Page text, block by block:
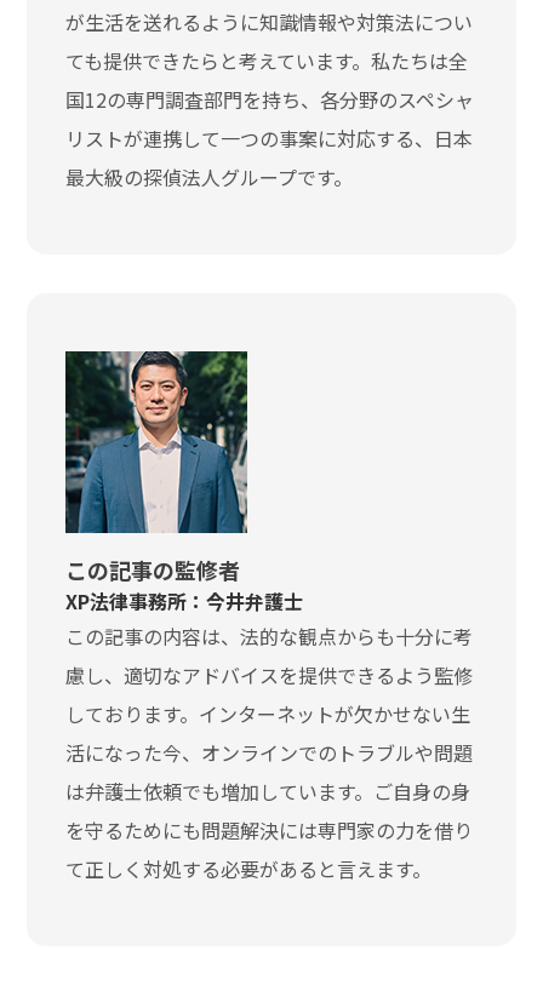
が生活を送れるように知識情報や対策法につい
ても提供できたらと考えています。私たちは全
国12の専門調査部門を持ち、各分野のスペシャ
リストが連携して一つの事案に対応する、日本
最大級の探偵法人グループです。
この記事の監修者
XP法律事務所：今井弁護士
この記事の内容は、法的な観点からも十分に考
慮し、適切なアドバイスを提供できるよう監修
しております。インターネットが欠かせない生
活になった今、オンラインでのトラブルや問題
は弁護士依頼でも増加しています。ご自身の身
を守るためにも問題解決には専門家の力を借り
て正しく対処する必要があると言えます。